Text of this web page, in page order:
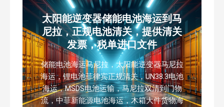
太阳能逆变器储能电池海运到马
尼拉，正规电池清关，提供清关
发票，税单进口文件
储能电池海运马尼拉，太阳能逆变器马尼拉
海运，锂电池菲律宾正规清关，UN38.3电池
海运，MSDS电池运输，马尼拉双清到门物
流，中菲新能源电池海运，木箱大件货物海